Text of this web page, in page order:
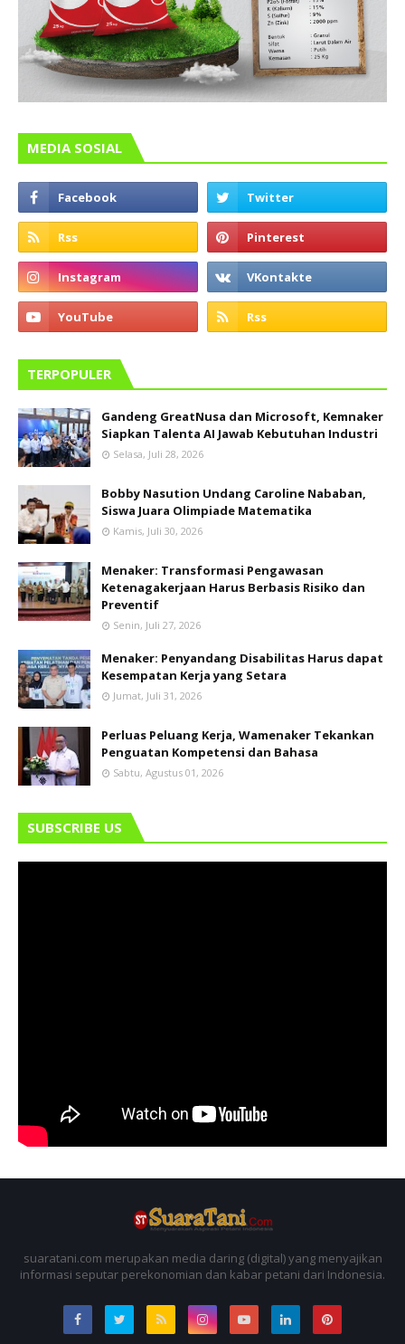
MEDIA SOSIAL
TERPOPULER
Gandeng GreatNusa dan Microsoft, Kemnaker
Siapkan Talenta AI Jawab Kebutuhan Industri
Selasa, Juli 28, 2026
Bobby Nasution Undang Caroline Nababan,
Siswa Juara Olimpiade Matematika
Kamis, Juli 30, 2026
Menaker: Transformasi Pengawasan
Ketenagakerjaan Harus Berbasis Risiko dan
Preventif
Senin, Juli 27, 2026
Menaker: Penyandang Disabilitas Harus dapat
Kesempatan Kerja yang Setara
Jumat, Juli 31, 2026
Perluas Peluang Kerja, Wamenaker Tekankan
Penguatan Kompetensi dan Bahasa
Sabtu, Agustus 01, 2026
SUBSCRIBE US
suaratani.com merupakan media daring (digital) yang menyajikan
informasi seputar perekonomian dan kabar petani dari Indonesia.